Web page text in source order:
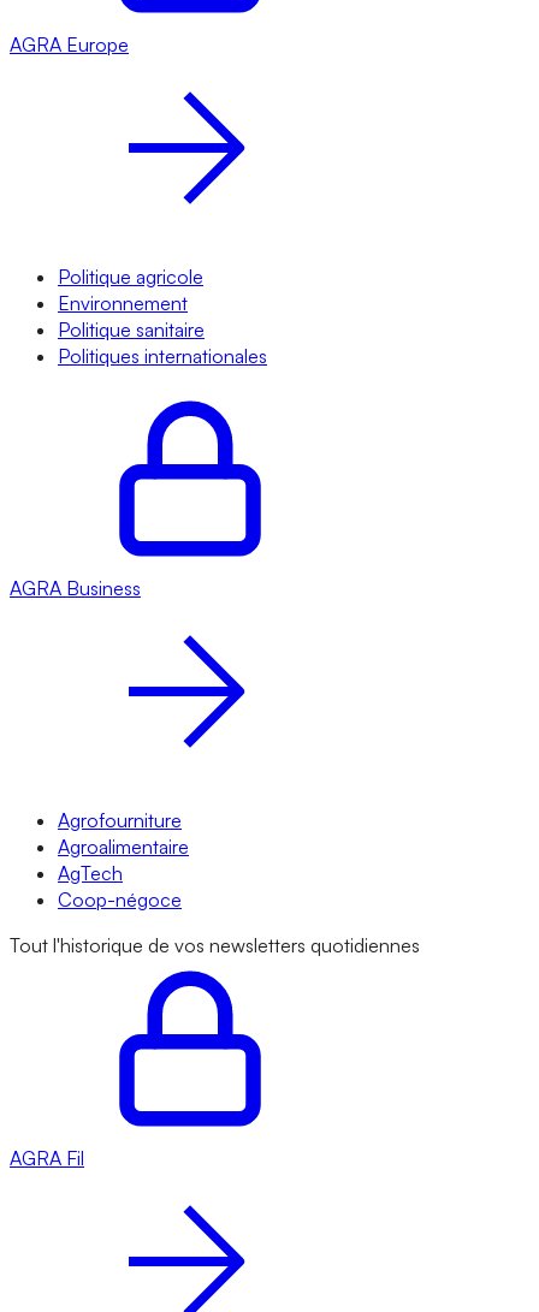
AGRA Europe
Politique agricole
Environnement
Politique sanitaire
Politiques internationales
AGRA Business
Agrofourniture
Agroalimentaire
AgTech
Coop-négoce
Tout l'historique de vos newsletters quotidiennes
AGRA Fil